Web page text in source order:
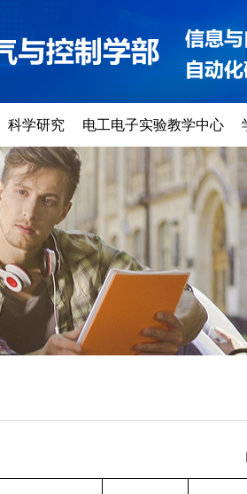
科学研究 电工电子实验教学中心